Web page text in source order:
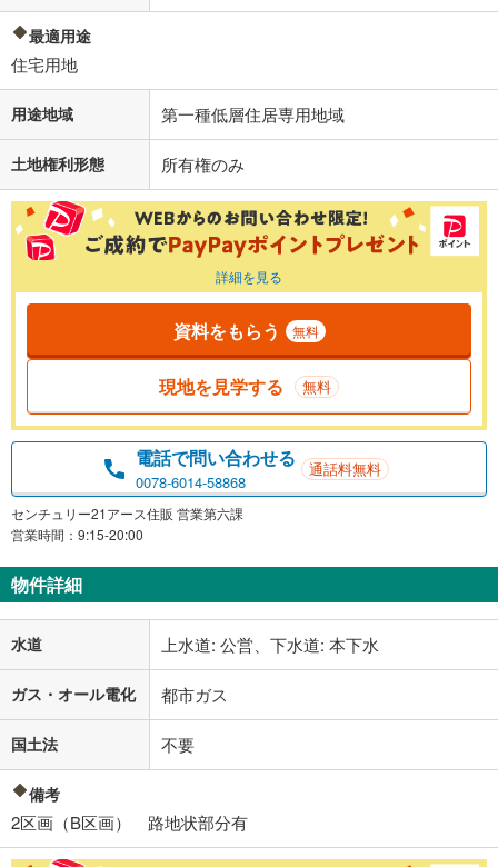
最適用途
住宅用地
用途地域 第一種低層住居専用地域
土地権利形態 所有権のみ
詳細を見る
資料をもらう 無料
現地を見学する 無料
電話で問い合わせる
0078-6014-58868
通話料無料
センチュリー21アース住販 営業第六課
営業時間：9:15-20:00
物件詳細
水道 上水道: 公営、下水道: 本下水
ガス・オール電化 都市ガス
国土法 不要
備考
2区画（B区画） 路地状部分有